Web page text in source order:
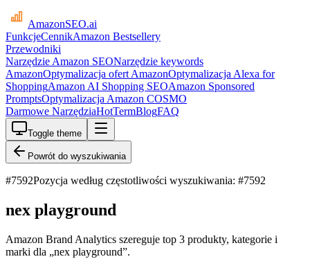
AmazonSEO.ai
FunkcjeCennikAmazon Bestsellery
Przewodniki
Narzędzie Amazon SEONarzędzie keywords
AmazonOptymalizacja ofert AmazonOptymalizacja Alexa for
ShoppingAmazon AI Shopping SEOAmazon Sponsored
PromptsOptymalizacja Amazon COSMO
Darmowe NarzędziaHotTermBlogFAQ
Toggle theme
Powrót do wyszukiwania
#7592Pozycja według częstotliwości wyszukiwania: #7592
nex playground
Amazon Brand Analytics szereguje top 3 produkty, kategorie i
marki dla „nex playground”.